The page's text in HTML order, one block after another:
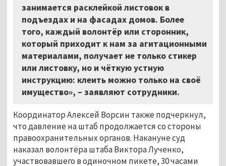
занимается расклейкой листовок в
подъездах и на фасадах домов. Более
того, каждый волонтёр или сторонник,
который приходит к нам за агитационными
материалами, получает не только стикер
или листовку, но и чёткую устную
инструкцию: клеить можно только на своё
имущество», – заявляют сотрудники.
Координатор Алексей Ворсин также подчеркнул,
что давление на штаб продолжается со стороны
правоохранительных органов. Накануне суд
наказал волонтёра штаба Виктора Лученко,
участвовавшего в одиночном пикете, 30 часами